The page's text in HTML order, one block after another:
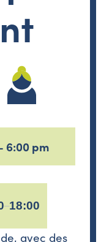
6:00 pm
–18:00
avec des